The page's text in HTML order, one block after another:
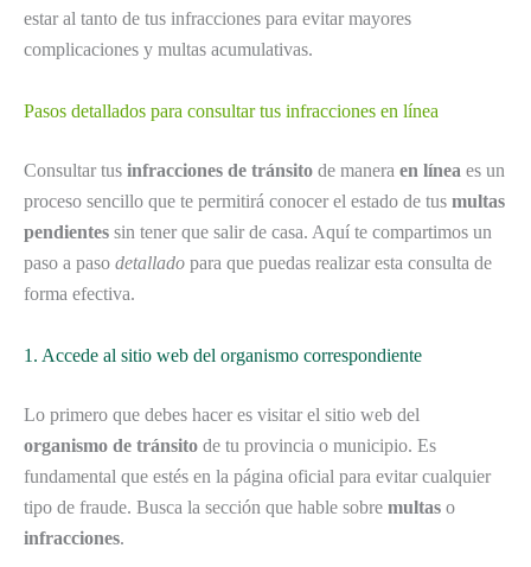
estar al tanto de tus infracciones para evitar mayores
complicaciones y multas acumulativas.
Pasos detallados para consultar tus infracciones en línea
Consultar tus infracciones de tránsito de manera en línea es un
proceso sencillo que te permitirá conocer el estado de tus multas
pendientes sin tener que salir de casa. Aquí te compartimos un
paso a paso detallado para que puedas realizar esta consulta de
forma efectiva.
1. Accede al sitio web del organismo correspondiente
Lo primero que debes hacer es visitar el sitio web del
organismo de tránsito de tu provincia o municipio. Es
fundamental que estés en la página oficial para evitar cualquier
tipo de fraude. Busca la sección que hable sobre multas o
infracciones.